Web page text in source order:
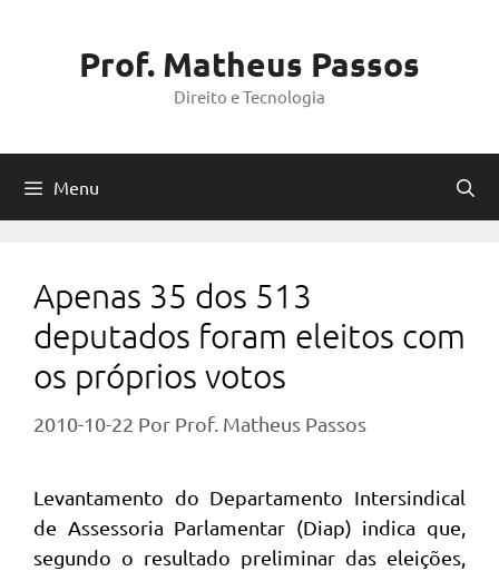
Prof. Matheus Passos
Direito e Tecnologia
Menu
Apenas 35 dos 513
deputados foram eleitos com
os próprios votos
2010-10-22 Por Prof. Matheus Passos
Levantamento do Departamento Intersindical
de Assessoria Parlamentar (Diap) indica que,
segundo o resultado preliminar das eleições,